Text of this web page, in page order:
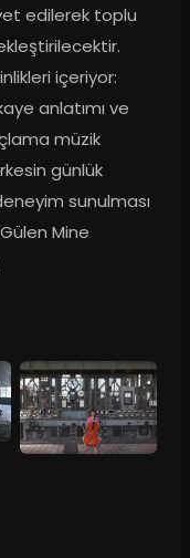
edilerek toplu
içeriyor:
anlatımı ve
müzik
günlük
sunulması
Mine